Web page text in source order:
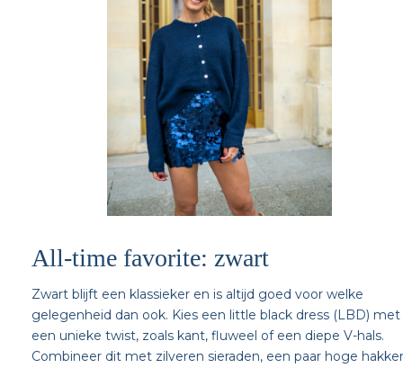
All-time favorite: zwart
Zwart blijft een klassieker en is altijd goed voor welke
gelegenheid dan ook. Kies een little black dress (LBD) met
een unieke twist, zoals kant, fluweel of een diepe V-hals.
Combineer dit met zilveren sieraden, een paar hoge